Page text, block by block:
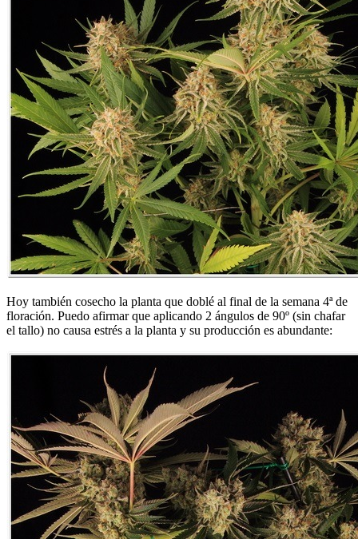
Hoy también cosecho la planta que doblé al final de la semana 4ª de
floración. Puedo afirmar que aplicando 2 ángulos de 90º (sin chafar
el tallo) no causa estrés a la planta y su producción es abundante: